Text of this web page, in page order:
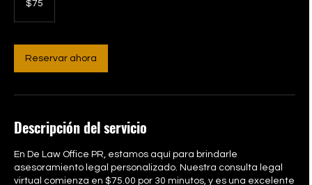
estadounidenses
$75
Reservar ahora
Descripción del servicio
En De Law Office PR, estamos aquí para brindarle
asesoramiento legal personalizado. Nuestra consulta legal
virtual comienza en $75.00 por 30 minutos, y es una excelente